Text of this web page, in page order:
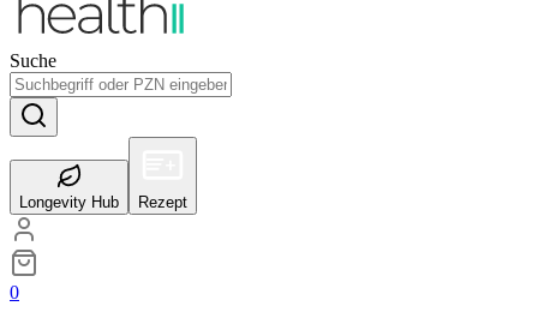
Suche
Longevity Hub Rezept
0